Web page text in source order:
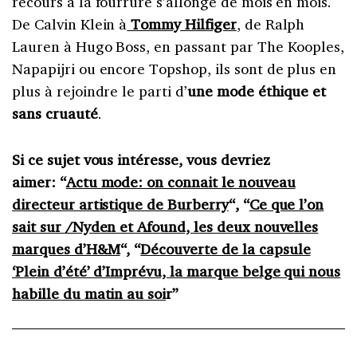
De Calvin Klein à Tommy Hilfiger, de Ralph
Lauren à Hugo Boss, en passant par The Kooples,
Napapijri ou encore Topshop, ils sont de plus en
plus à rejoindre le parti d’une mode éthique et
sans cruauté.
Si ce sujet vous intéresse, vous devriez
aimer: “Actu mode: on connait le nouveau
directeur artistique de Burberry“, “Ce que l’on
sait sur /Nyden et Afound, les deux nouvelles
marques d’H&M“, “Découverte de la capsule
‘Plein d’été’ d’Imprévu, la marque belge qui nous
habille du matin au soir”